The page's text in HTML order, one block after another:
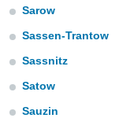
la
todas
ACEPTAR
CONFIGURACIÓN
Sarow
Sassen-Trantow
Sassnitz
Satow
Sauzin